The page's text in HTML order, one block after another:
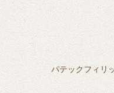
パテックフィリ